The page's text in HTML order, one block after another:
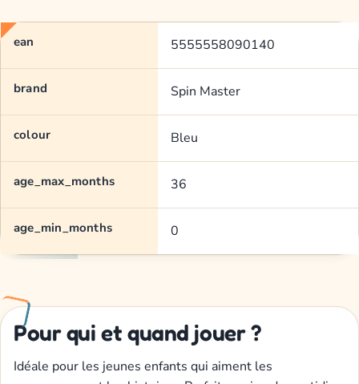
ean 5555558090140
brand Spin Master
colour Bleu
age_max_months 36
age_min_months 0
Pour qui et quand jouer ?
Idéale pour les jeunes enfants qui aiment les